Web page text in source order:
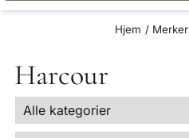
Hjem / Merker
Harcour